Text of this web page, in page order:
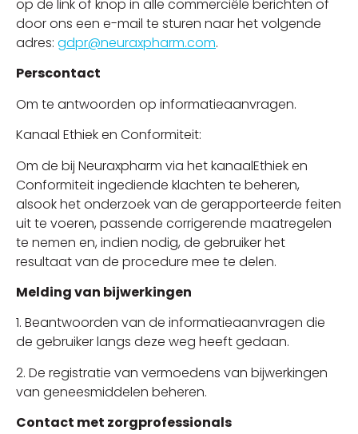
op de link of knop in alle commerciële berichten of
door ons een e-mail te sturen naar het volgende
adres: gdpr@neuraxpharm.com.
Perscontact
Om te antwoorden op informatieaanvragen.
Kanaal Ethiek en Conformiteit:
Om de bij Neuraxpharm via het kanaalEthiek en
Conformiteit ingediende klachten te beheren,
alsook het onderzoek van de gerapporteerde feiten
uit te voeren, passende corrigerende maatregelen
te nemen en, indien nodig, de gebruiker het
resultaat van de procedure mee te delen.
Melding van bijwerkingen
1. Beantwoorden van de informatieaanvragen die
de gebruiker langs deze weg heeft gedaan.
2. De registratie van vermoedens van bijwerkingen
van geneesmiddelen beheren.
Contact met zorgprofessionals